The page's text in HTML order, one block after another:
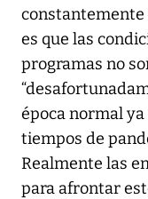
constantemente
es que las
programas no
época normal
tiempos de
Realmente las
para afrontar